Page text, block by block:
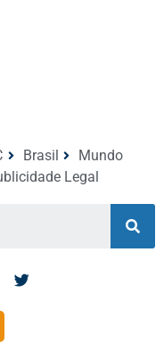
Brasil
Mundo
Legal